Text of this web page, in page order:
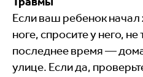
Если ваш ребенок начал
ноге, спросите у него,
последнее время —
улице. Если да,